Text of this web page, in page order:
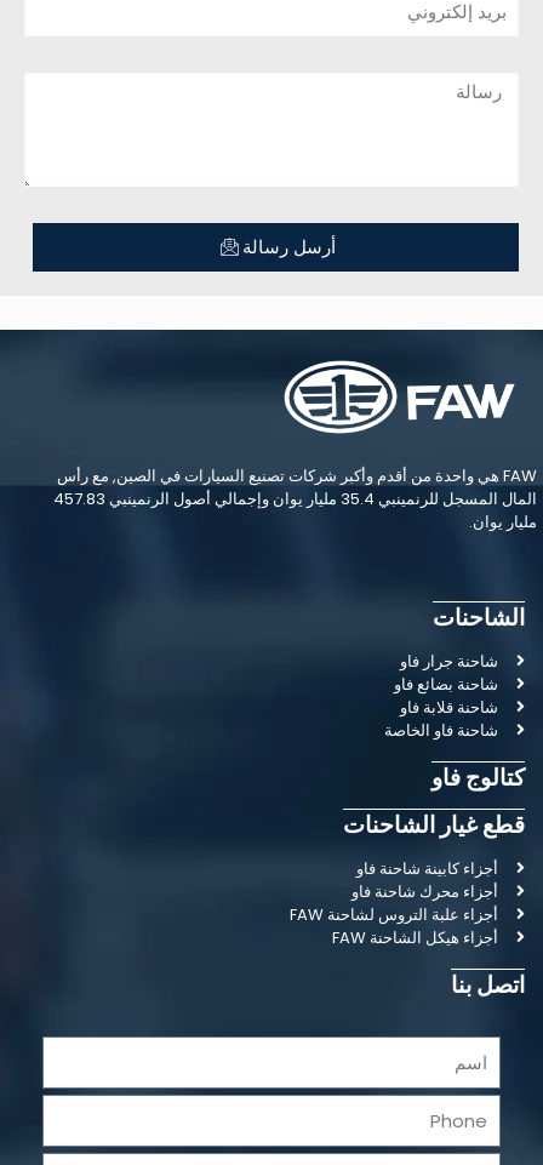
أرسل رسالة
FAW هي واحدة من أقدم وأكبر شركات تصنيع السيارات في الصين, مع رأس
المال المسجل للرنمينبي 35.4 مليار يوان وإجمالي أصول الرنمينبي 457.83
مليار يوان.
الشاحنات
شاحنة جرار فاو
شاحنة بضائع فاو
شاحنة قلابة فاو
شاحنة فاو الخاصة
كتالوج فاو
قطع غيار الشاحنات
أجزاء كابينة شاحنة فاو
أجزاء محرك شاحنة فاو
أجزاء علبة التروس لشاحنة FAW
أجزاء هيكل الشاحنة FAW
اتصل بنا